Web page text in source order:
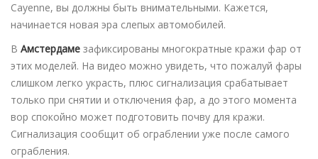
Cayenne, вы должны быть внимательными. Кажется,
начинается новая эра слепых автомобилей.
В Амстердаме зафиксированы многократные кражи фар от
этих моделей. На видео можно увидеть, что пожалуй фары
слишком легко украсть, плюс сигнализация срабатывает
только при снятии и отключения фар, а до этого момента
вор спокойно может подготовить почву для кражи.
Сигнализация сообщит об ограблении уже после самого
ограбления.